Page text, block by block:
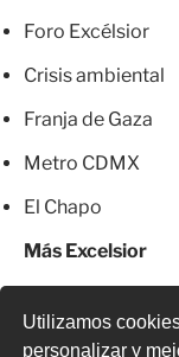
Utilizamos
personalizar y
Foro Excélsior
Crisis ambiental
Franja de Gaza
Metro CDMX
El Chapo
Más Excelsior